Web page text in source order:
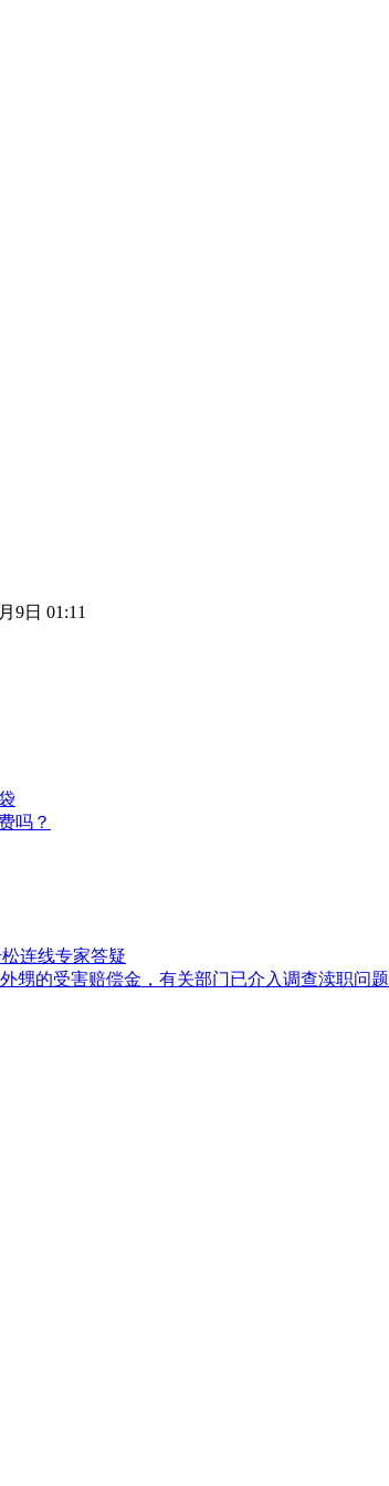
9日 01:11
吗？
连线专家答疑
甥的受害赔偿金，有关部门已介入调查渎职问题